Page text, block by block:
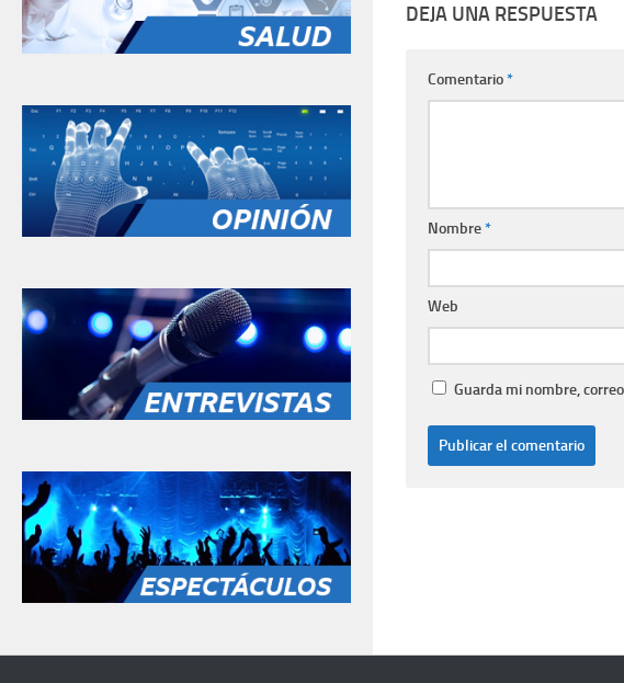
DEJA UNA RESPUESTA
Comentario*
Nombre*
Web
Guarda mi nombre,